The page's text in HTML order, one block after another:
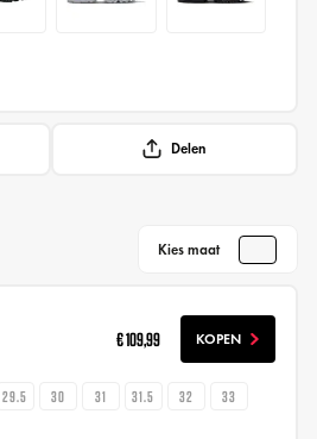
Delen
Kies maat
€ 109,99 KOPEN
29.5 30 31 31.5 32
33